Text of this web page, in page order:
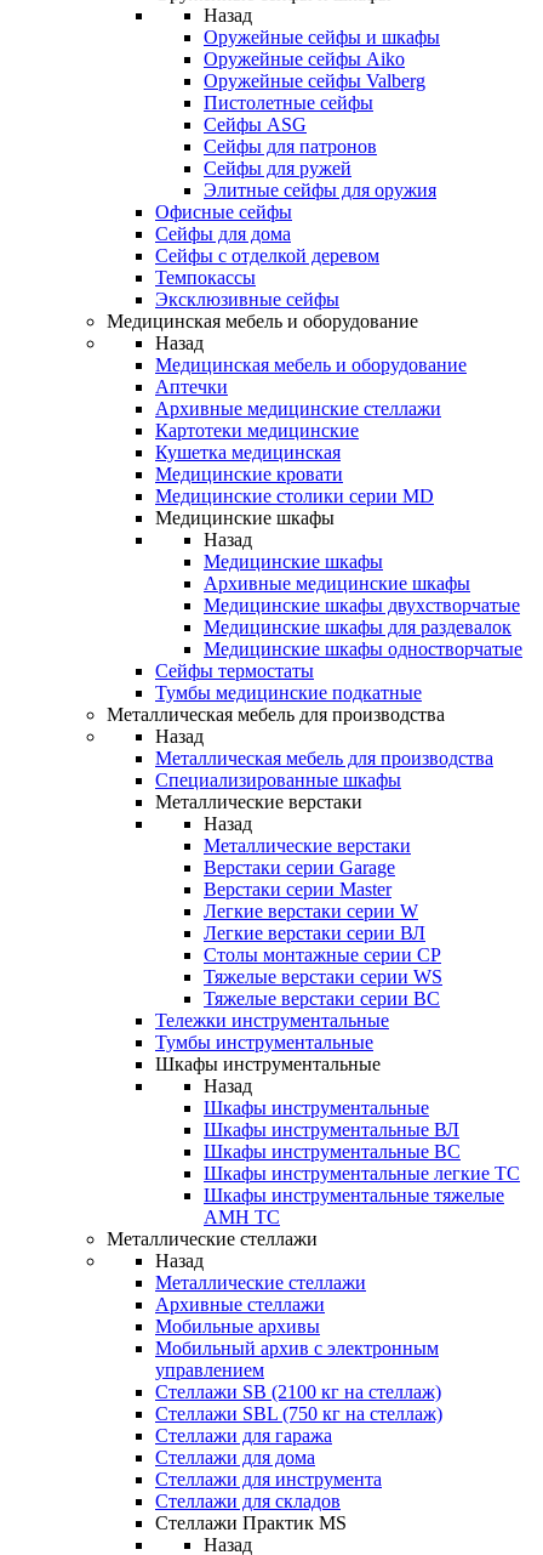
Назад
Оружейные сейфы и шкафы
Оружейные сейфы Aiko
Оружейные сейфы Valberg
Пистолетные сейфы
Сейфы ASG
Сейфы для патронов
Сейфы для ружей
Элитные сейфы для оружия
Офисные сейфы
Сейфы для дома
Сейфы с отделкой деревом
Темпокассы
Эксклюзивные сейфы
Медицинская мебель и оборудование
Назад
Медицинская мебель и оборудование
Аптечки
Архивные медицинские стеллажи
Картотеки медицинские
Кушетка медицинская
Медицинские кровати
Медицинские столики серии MD
Медицинские шкафы
Назад
Медицинские шкафы
Архивные медицинские шкафы
Медицинские шкафы двухстворчатые
Медицинские шкафы для раздевалок
Медицинские шкафы одностворчатые
Сейфы термостаты
Тумбы медицинские подкатные
Металлическая мебель для производства
Назад
Металлическая мебель для производства
Cпециализированные шкафы
Металлические верстаки
Назад
Металлические верстаки
Верстаки серии Garage
Верстаки серии Master
Легкие верстаки серии W
Легкие верстаки серии ВЛ
Столы монтажные серии СР
Тяжелые верстаки серии WS
Тяжелые верстаки серии ВС
Тележки инструментальные
Тумбы инструментальные
Шкафы инструментальные
Назад
Шкафы инструментальные
Шкафы инструментальные ВЛ
Шкафы инструментальные ВС
Шкафы инструментальные легкие ТС
Шкафы инструментальные тяжелые
AMH TC
Металлические стеллажи
Назад
Металлические стеллажи
Архивные стеллажи
Мобильные архивы
Мобильный архив с электронным
управлением
Стеллажи SB (2100 кг на стеллаж)
Стеллажи SBL (750 кг на стеллаж)
Стеллажи для гаража
Стеллажи для дома
Стеллажи для инструмента
Стеллажи для складов
Стеллажи Практик MS
Назад